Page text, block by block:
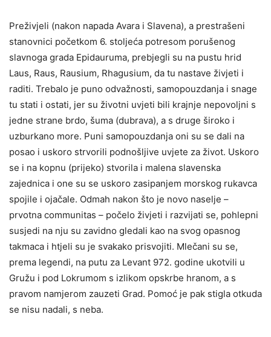
Preživjeli (nakon napada Avara i Slavena), a prestrašeni
stanovnici početkom 6. stoljeća potresom porušenog
slavnoga grada Epidauruma, prebjegli su na pustu hrid
Laus, Raus, Rausium, Rhagusium, da tu nastave živjeti i
raditi. Trebalo je puno odvažnosti, samopouzdanja i snage
tu stati i ostati, jer su životni uvjeti bili krajnje nepovoljni s
jedne strane brdo, šuma (dubrava), a s druge široko i
uzburkano more. Puni samopouzdanja oni su se dali na
posao i uskoro strvorili podnošljive uvjete za život. Uskoro
se i na kopnu (prijeko) stvorila i malena slavenska
zajednica i one su se uskoro zasipanjem morskog rukavca
spojile i ojačale. Odmah nakon što je novo naselje –
prvotna communitas – počelo živjeti i razvijati se, pohlepni
susjedi na nju su zavidno gledali kao na svog opasnog
takmaca i htjeli su je svakako prisvojiti. Mlečani su se,
prema legendi, na putu za Levant 972. godine ukotvili u
Gružu i pod Lokrumom s izlikom opskrbe hranom, a s
pravom namjerom zauzeti Grad. Pomoć je pak stigla otkuda
se nisu nadali, s neba.